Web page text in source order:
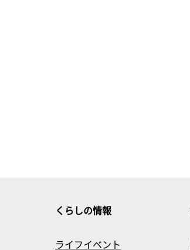
くらしの情報
ライフイベント